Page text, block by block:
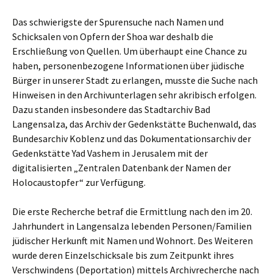
Das schwierigste der Spurensuche nach Namen und
Schicksalen von Opfern der Shoa war deshalb die
Erschließung von Quellen. Um überhaupt eine Chance zu
haben, personenbezogene Informationen über jüdische
Bürger in unserer Stadt zu erlangen, musste die Suche nach
Hinweisen in den Archivunterlagen sehr akribisch erfolgen.
Dazu standen insbesondere das Stadtarchiv Bad
Langensalza, das Archiv der Gedenkstätte Buchenwald, das
Bundesarchiv Koblenz und das Dokumentationsarchiv der
Gedenkstätte Yad Vashem in Jerusalem mit der
digitalisierten „Zentralen Datenbank der Namen der
Holocaustopfer“ zur Verfügung.
Die erste Recherche betraf die Ermittlung nach den im 20.
Jahrhundert in Langensalza lebenden Personen/Familien
jüdischer Herkunft mit Namen und Wohnort. Des Weiteren
wurde deren Einzelschicksale bis zum Zeitpunkt ihres
Verschwindens (Deportation) mittels Archivrecherche nach